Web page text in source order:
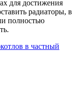
для достижения
радиаторы, в
полностью
в частный